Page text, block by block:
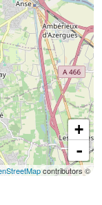
+
-
contributors ©